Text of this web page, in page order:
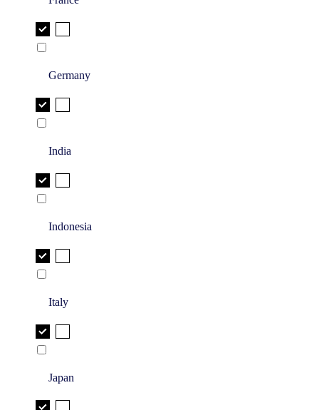
Germany
India
Indonesia
Italy
Japan